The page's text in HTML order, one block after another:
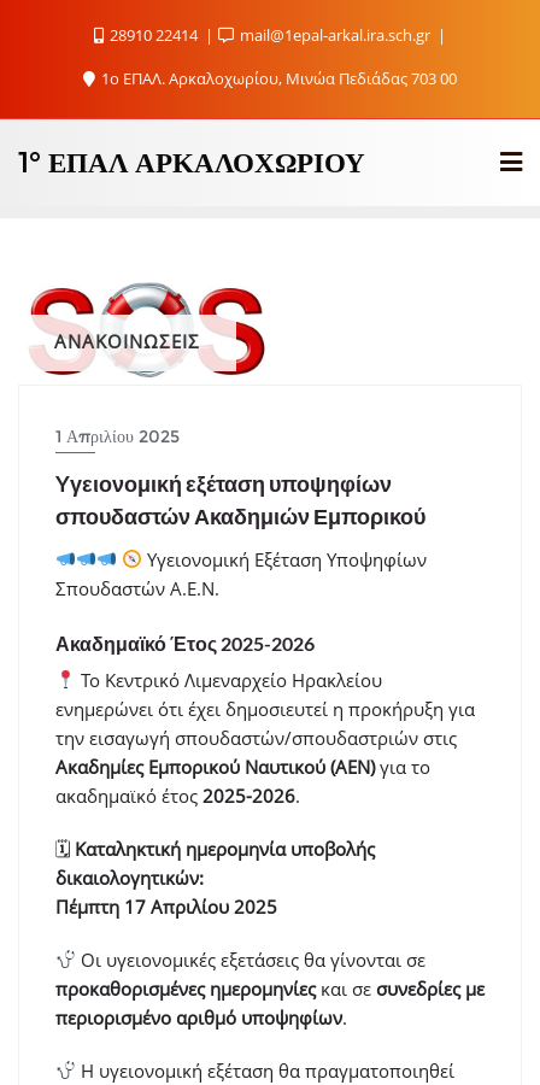
28910 22414
mail@1epal-arkal.ira.sch.gr
1ο ΕΠΑΛ. Αρκαλοχωρίου, Μινώα Πεδιάδας 703 00
1° ΕΠΑΛ ΑΡΚΑΛΟΧΩΡΊΟΥ
ΑΝΑΚΟΙΝΩΣΕΙΣ
1 Απριλίου 2025
Yγειονομική εξέταση υποψηφίων
σπουδαστών Ακαδημιών Εμπορικού
Υγειονομική Εξέταση Υποψηφίων
Σπουδαστών Α.Ε.Ν.
Ακαδημαϊκό Έτος 2025-2026
Το Κεντρικό Λιμεναρχείο Ηρακλείου
ενημερώνει ότι έχει δημοσιευτεί η προκήρυξη για
την εισαγωγή σπουδαστών/σπουδαστριών στις
Ακαδημίες Εμπορικού Ναυτικού (ΑΕΝ)για το
ακαδημαϊκό έτος 2025-2026.
🗓 Καταληκτική ημερομηνία υποβολής
δικαιολογητικών:
Πέμπτη 17 Απριλίου 2025
Οι υγειονομικές εξετάσεις θα γίνονται σε
προκαθορισμένες ημερομηνίεςκαι σε συνεδρίες με
περιορισμένο αριθμό υποψηφίων.
Η υγειονομική εξέταση θα πραγματοποιηθεί